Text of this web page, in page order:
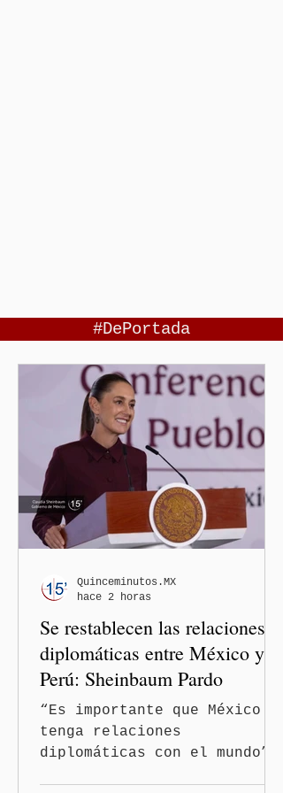
#DePortada
Se restablecen las relaciones
diplomáticas entre México y
Perú: Sheinbaum Pardo
“Es importante que México
tenga relaciones
diplomáticas con el mundo”,
Quinceminutos.MX
hace 2 horas